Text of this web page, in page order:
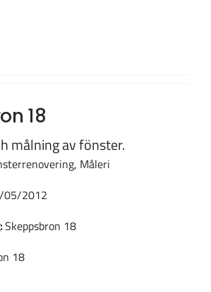
18
målning av fönster.
Måleri
2012
Skeppsbron 18
18